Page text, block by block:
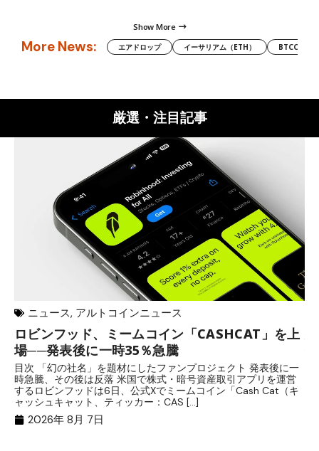
Show More
More News: エアドロップ イーサリアム（ETH） BTCC
厳選・注目記事
ニュース, アルトコインニュース
ロビンフッド、ミームコイン「CASHCAT」を上
場──発表後に一時35％急騰
目次 「幻の社名」を題材にしたファンプロジェクト 発表後に一
時急騰、その後は反落 米国で株式・暗号資産取引アプリを運営
するロビンフッドは6日、公式Xでミームコイン「Cash Cat（キ
ャッシュキャット、ティッカー：CAS […]
2026年 8月 7日